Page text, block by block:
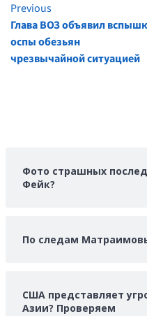
Continue
Reading
Previous
Глава ВОЗ объявил
оспы обезьян
чрезвычайной ситуацией
Фото страшных
Фейк?
По следам
США представляет
Азии? Проверяем